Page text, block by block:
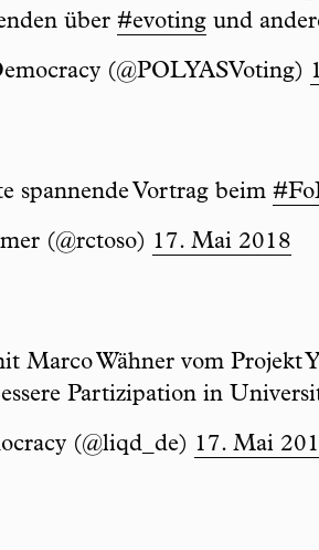
über #evoting und
(@POLYASVoting)
spannende Vortrag beim
(@rctoso) 17. Mai 2018
Marco Wähner vom Projekt
Partizipation in
(@liqd_de) 17. Mai